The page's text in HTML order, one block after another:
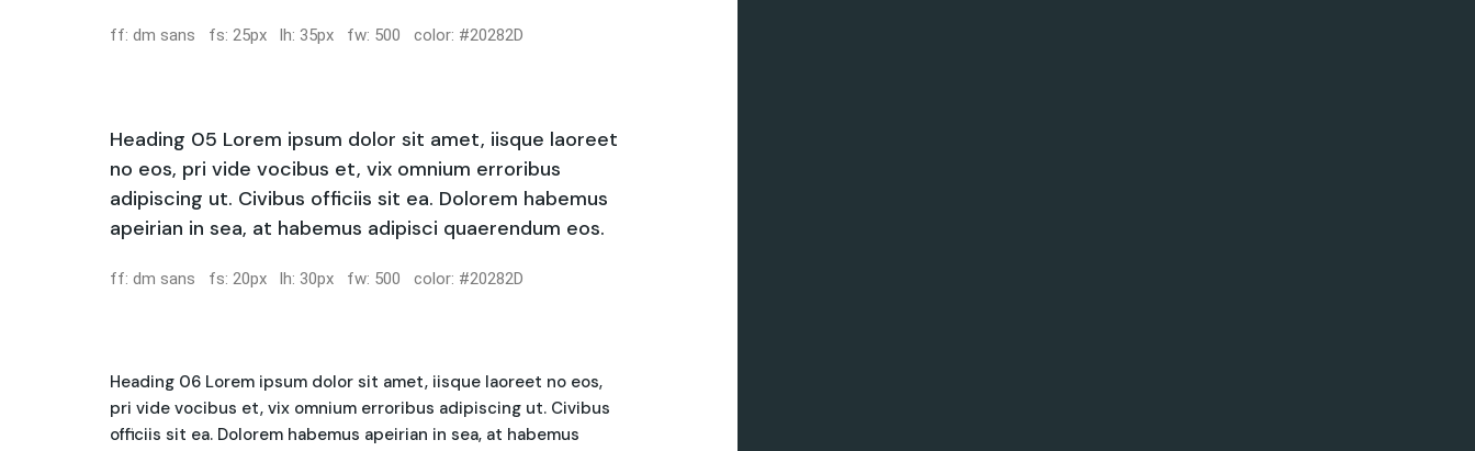
ff: dm sans fs: 25px lh: 35px fw: 500 color: #20282D
Heading 05 Lorem ipsum dolor sit amet, iisque laoreet
no eos, pri vide vocibus et, vix omnium erroribus
adipiscing ut. Civibus officiis sit ea. Dolorem habemus
apeirian in sea, at habemus adipisci quaerendum eos.
ff: dm sans fs: 20px lh: 30px fw: 500 color: #20282D
Heading 06 Lorem ipsum dolor sit amet, iisque laoreet no eos,
pri vide vocibus et, vix omnium erroribus adipiscing ut. Civibus
officiis sit ea. Dolorem habemus apeirian in sea, at habemus